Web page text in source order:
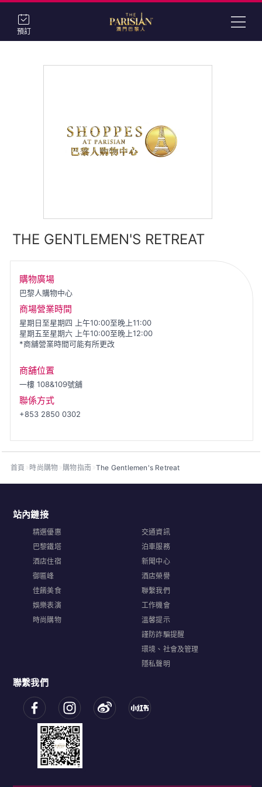
預訂
THE GENTLEMEN'S RETREAT
購物廣場
巴黎人購物中心
商場營業時間
星期日至星期四 上午10:00至晚上11:00
星期五至星期六 上午10:00至晚上12:00
*商舖營業時間可能有所更改
商舖位置
一樓 108&109號舖
聯係方式
+853 2850 0302
首頁 時尚購物 購物指南 The Gentlemen's Retreat
站內鏈接
精選優惠
巴黎鐵塔
酒店住宿
御匾峰
佳餚美食
娛樂表演
時尚購物
交通資訊
泊車服務
新聞中心
酒店榮譽
聯繫我們
工作機會
溫馨提示
謹防詐騙提醒
環境、社會及管理
隱私聲明
聯繫我們